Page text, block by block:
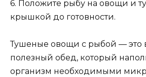
6. Положите рыбу на овощи и
крышкой до готовности.
Тушеные овощи с рыбой — это
полезный обед, который
организм необходимыми